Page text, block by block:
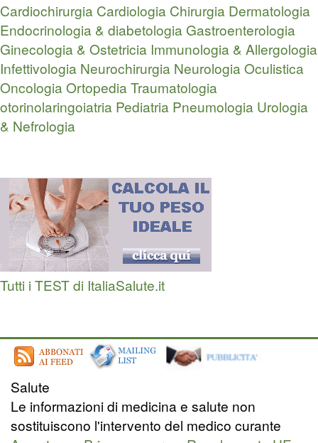
Cardiochirurgia Cardiologia Chirurgia Dermatologia
Endocrinologia & diabetologia Gastroenterologia
Ginecologia & Ostetricia Immunologia & Allergologia
Infettivologia Neurochirurgia NeurologiaOculistica
OncologiaOrtopedia Traumatologia
otorinolaringoiatria Pediatria Pneumologia Urologia
& Nefrologia
Tutti i TEST di ItaliaSalute.it
Salute
Le informazioni di medicina e salute non
sostituiscono l'intervento del medico curante